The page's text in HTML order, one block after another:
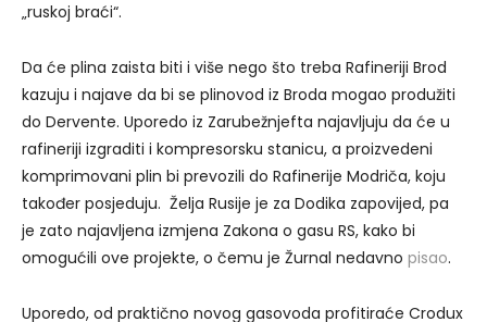
„ruskoj braći“.
Da će plina zaista biti i više nego što treba Rafineriji Brod
kazuju i najave da bi se plinovod iz Broda mogao produžiti
do Dervente. Uporedo iz Zarubežnjefta najavljuju da će u
rafineriji izgraditi i kompresorsku stanicu, a proizvedeni
komprimovani plin bi prevozili do Rafinerije Modriča, koju
također posjeduju. Želja Rusije je za Dodika zapovijed, pa
je zato najavljena izmjena Zakona o gasu RS, kako bi
omogućili ove projekte, o čemu je Žurnal nedavno pisao.
Uporedo, od praktično novog gasovoda profitiraće Crodux